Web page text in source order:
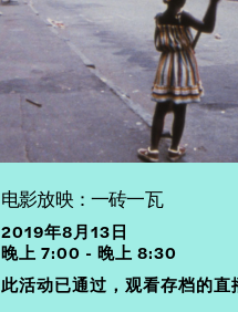
电影放映：一砖一瓦
2019年8月13日
晚上 7:00 - 晚上 8:30
此活动已通过，观看存档的直